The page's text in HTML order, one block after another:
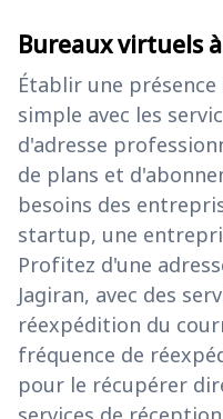
Bureaux virtuels
Établir une
simple avec les
d'adresse
de plans et
besoins des
startup, une
Profitez d'une
Jagiran, avec des
réexpédition du
fréquence de
pour le récupérer